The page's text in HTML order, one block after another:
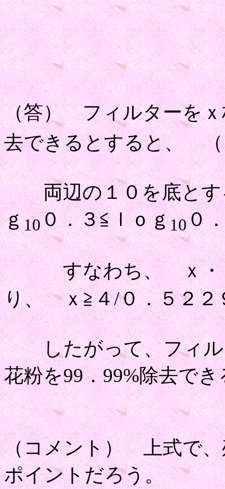
（答） フィルターをｘ
去できるとすると、 （
両辺の１０を底とす
ｇ10０．３≦ｌｏｇ10０
すなわち、 ｘ・
り、 ｘ≧４/０．５２２
したがって、フィル
花粉を99．99%除去
（コメント） 上式で、
ポイントだろう。